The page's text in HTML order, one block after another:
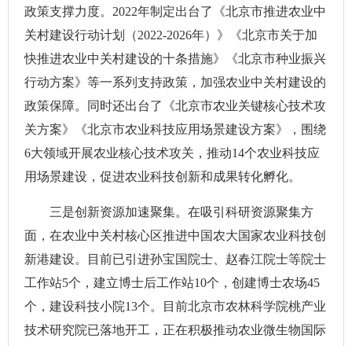
政策支撑力度。2022年制定出台了《北京市推进农业中
关村建设行动计划（2022-2026年）》《北京市关于加
快推进农业中关村建设的十条措施》《北京市种业振兴
行动方案》等一系列支持政策，加强农业中关村建设的
政策保障。同时还出台了《北京市农业关键核心技术攻
关方案》《北京市农业科技应用场景建设方案》，围绕
6大领域开展农业核心技术攻关，推动14个农业科技应
用场景建设，促进农业科技创新和成果转化孵化。
三是创新资源加速聚集。在吸引科研资源聚集方
面，在农业中关村核心区推进中国农大国家农业科技创
新港建设。目前已引进孙宝国院士、赵春江院士等院士
工作站5个，建立博士后工作站10个，创建博士农场45
个，建设科技小院13个。目前北京市农林科学院桃产业
技术研究院已落地开工，正在积极推动农业微生物国际